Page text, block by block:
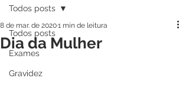
Todos posts
Exames
Gravidez
Todos posts
Dia da Mulher
8 de mar. de 20201 min de leitura